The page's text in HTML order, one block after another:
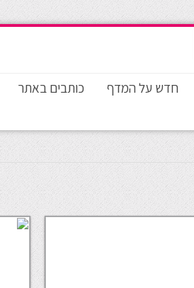
חדש על המדף כותבים באתר